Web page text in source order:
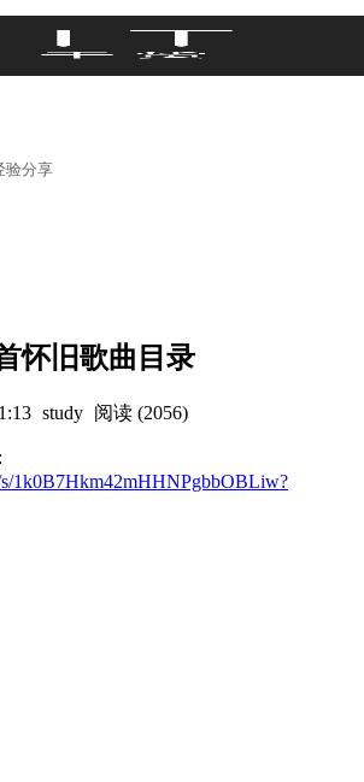
验分享
怀旧歌曲目录
study 阅读 (2056)
s/1k0B7Hkm42mHHNPgbbOBLiw?